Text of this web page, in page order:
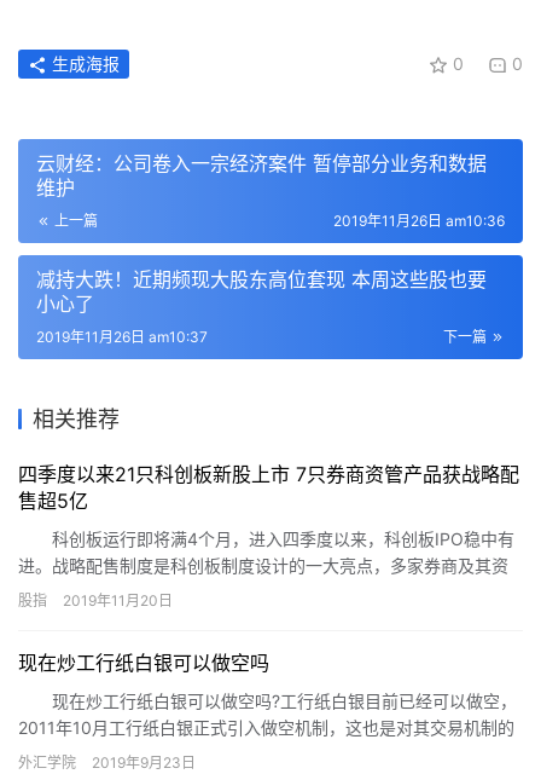
0 0
生成海报
云财经：公司卷入一宗经济案件 暂停部分业务和数据
维护
上一篇 2019年11月26日 am10:36
减持大跌！近期频现大股东高位套现 本周这些股也要
小心了
下一篇
2019年11月26日 am10:37
相关推荐
四季度以来21只科创板新股上市 7只券商资管产品获战略配
售超5亿
科创板运行即将满4个月，进入四季度以来，科创板IPO稳中有
进。战略配售制度是科创板制度设计的一大亮点，多家券商及其资
管子公司陆续推出资管计划参与科创板战略配售。
股指 2019年11月20日
现在炒工行纸白银可以做空吗
现在炒工行纸白银可以做空吗?工行纸白银目前已经可以做空，
2011年10月工行纸白银正式引入做空机制，这也是对其交易机制的
进一步完善。通过工行网银保证金交易模式，可以达到做空的目
外汇学院 2019年9月23日